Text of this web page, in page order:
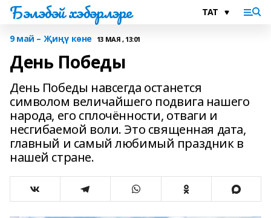
Бэлэбэй хэбэрлэре
9 май – Җиңү көне 13 МАЯ , 13:01
День Победы
День Победы навсегда останется
символом величайшего подвига нашего
народа, его сплочённости, отваги и
несгибаемой воли. Это священная дата,
главный и самый любимый праздник в
нашей стране.